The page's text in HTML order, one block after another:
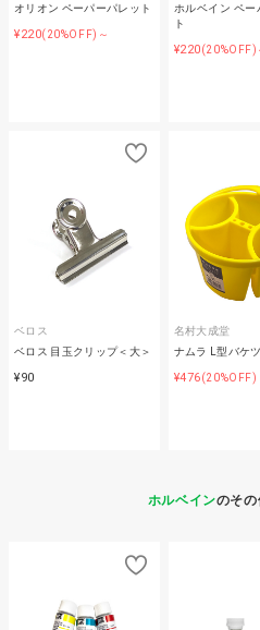
オリオン ペーパーパレット
¥220(20%OFF)～
ホルベイン ペー
ト
¥220(20%OFF)
ベロス
ベロス 目玉クリップ＜大＞
¥90
名村大成堂
ナムラ L型バケ
¥476(20%OFF)
ホルベインのそ